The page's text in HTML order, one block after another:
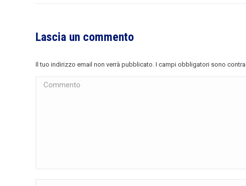
Lascia un commento
Il tuo indirizzo email non verrà pubblicato. I campi obbligatori sono
Commento